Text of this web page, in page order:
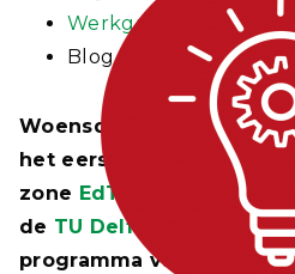
Werkgroep EdTech
Blog
Woensdag 22 januari
het eerste
EdTech
zone EdTech
plaats. In
de TU Delft
gaven de
programma van tien